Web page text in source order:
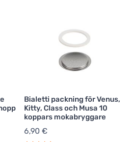
Bialetti packning för Venus,
Kitty, Class och Musa 10
koppars mokabryggare
6,90 €